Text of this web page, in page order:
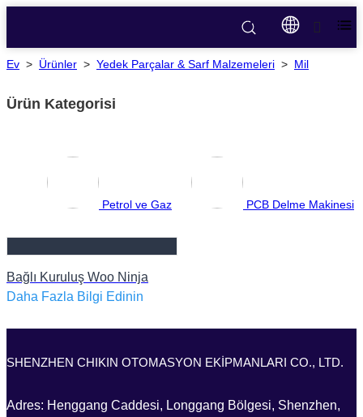
Ev > Ürünler > Yedek Parçalar & Sarf Malzemeleri > Mil
Ürün Kategorisi
Petrol ve Gaz PCB Delme Makinesi
Bağlı Kuruluş Woo Ninja
Daha Fazla Bilgi Edinin
SHENZHEN CHIKIN OTOMASYON EKİPMANLARI CO., LTD.
Adres: Henggang Caddesi, Longgang Bölgesi, Shenzhen,